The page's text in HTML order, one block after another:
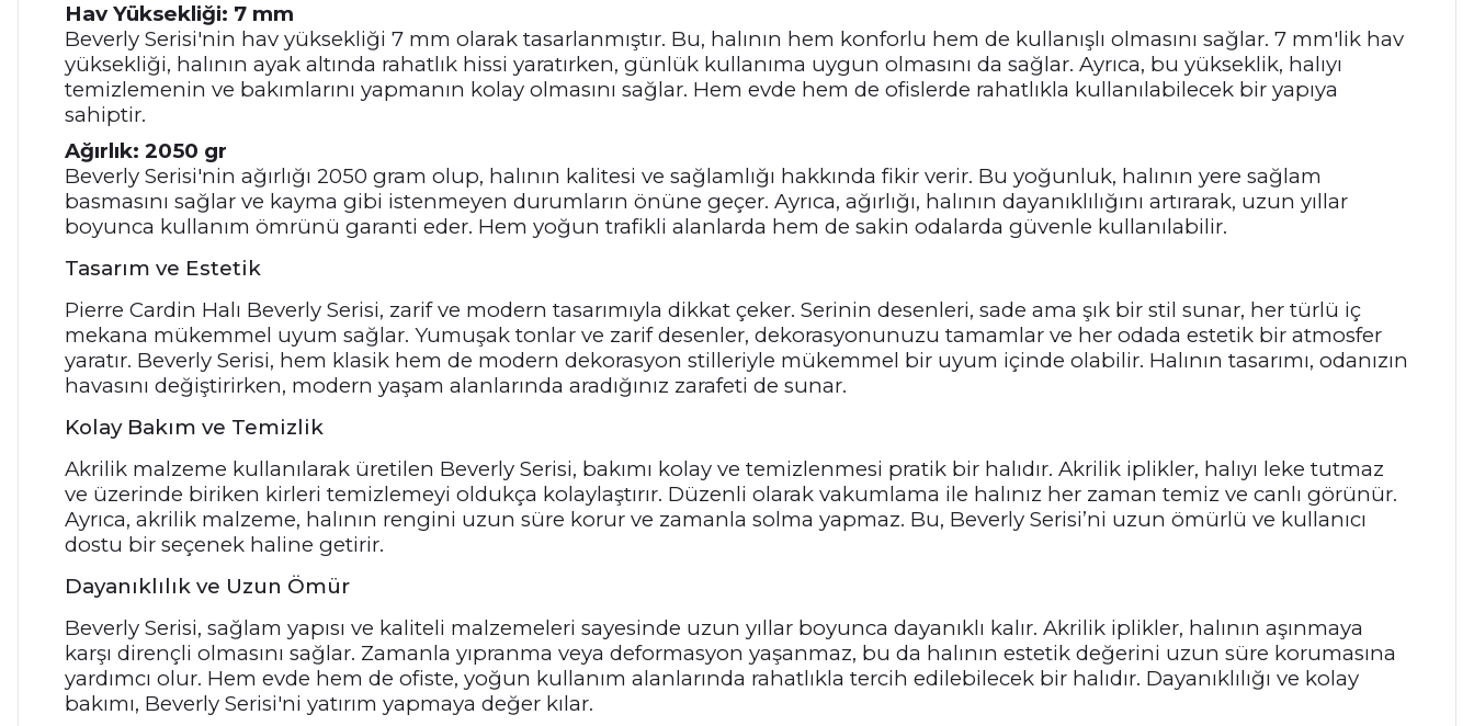
Hav Yüksekliği: 7 mm
Beverly Serisi'nin hav yüksekliği 7 mm olarak tasarlanmıştır. Bu, halının hem konforlu hem de kullanışlı olmasını sağlar. 7 mm'lik hav
yüksekliği, halının ayak altında rahatlık hissi yaratırken, günlük kullanıma uygun olmasını da sağlar. Ayrıca, bu yükseklik, halıyı
temizlemenin ve bakımlarını yapmanın kolay olmasını sağlar. Hem evde hem de ofislerde rahatlıkla kullanılabilecek bir yapıya
sahiptir.
Ağırlık: 2050 gr
Beverly Serisi'nin ağırlığı 2050 gram olup, halının kalitesi ve sağlamlığı hakkında fikir verir. Bu yoğunluk, halının yere sağlam
basmasını sağlar ve kayma gibi istenmeyen durumların önüne geçer. Ayrıca, ağırlığı, halının dayanıklılığını artırarak, uzun yıllar
boyunca kullanım ömrünü garanti eder. Hem yoğun trafikli alanlarda hem de sakin odalarda güvenle kullanılabilir.
Tasarım ve Estetik
Pierre Cardin Halı Beverly Serisi, zarif ve modern tasarımıyla dikkat çeker. Serinin desenleri, sade ama şık bir stil sunar, her türlü iç
mekana mükemmel uyum sağlar. Yumuşak tonlar ve zarif desenler, dekorasyonunuzu tamamlar ve her odada estetik bir atmosfer
yaratır. Beverly Serisi, hem klasik hem de modern dekorasyon stilleriyle mükemmel bir uyum içinde olabilir. Halının tasarımı, odanızın
havasını değiştirirken, modern yaşam alanlarında aradığınız zarafeti de sunar.
Kolay Bakım ve Temizlik
Akrilik malzeme kullanılarak üretilen Beverly Serisi, bakımı kolay ve temizlenmesi pratik bir halıdır. Akrilik iplikler, halıyı leke tutmaz
ve üzerinde biriken kirleri temizlemeyi oldukça kolaylaştırır. Düzenli olarak vakumlama ile halınız her zaman temiz ve canlı görünür.
Ayrıca, akrilik malzeme, halının rengini uzun süre korur ve zamanla solma yapmaz. Bu, Beverly Serisi’ni uzun ömürlü ve kullanıcı
dostu bir seçenek haline getirir.
Dayanıklılık ve Uzun Ömür
Beverly Serisi, sağlam yapısı ve kaliteli malzemeleri sayesinde uzun yıllar boyunca dayanıklı kalır. Akrilik iplikler, halının aşınmaya
karşı dirençli olmasını sağlar. Zamanla yıpranma veya deformasyon yaşanmaz, bu da halının estetik değerini uzun süre korumasına
yardımcı olur. Hem evde hem de ofiste, yoğun kullanım alanlarında rahatlıkla tercih edilebilecek bir halıdır. Dayanıklılığı ve kolay
bakımı, Beverly Serisi'ni yatırım yapmaya değer kılar.